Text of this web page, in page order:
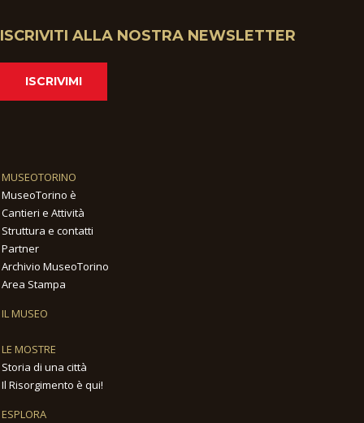
ISCRIVITI ALLA NOSTRA NEWSLETTER
ISCRIVIMI
MUSEOTORINO
MuseoTorino è
Cantieri e Attività
Struttura e contatti
Partner
Archivio MuseoTorino
Area Stampa
IL MUSEO
LE MOSTRE
Storia di una città
Il Risorgimento è qui!
ESPLORA